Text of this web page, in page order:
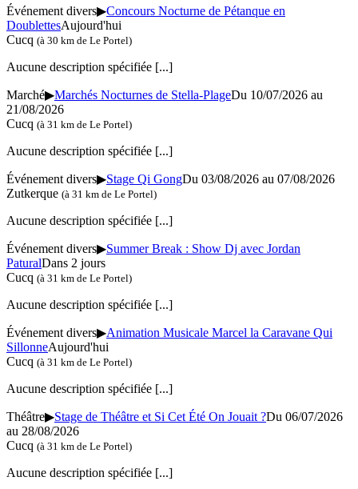
Événement divers▶Concours Nocturne de Pétanque en
DoublettesAujourd'hui
Cucq (à 30 km de Le Portel)
Aucune description spécifiée [...]
Marché▶Marchés Nocturnes de Stella-PlageDu 10/07/2026 au
21/08/2026
Cucq (à 31 km de Le Portel)
Aucune description spécifiée [...]
Événement divers▶Stage Qi GongDu 03/08/2026 au 07/08/2026
Zutkerque (à 31 km de Le Portel)
Aucune description spécifiée [...]
Événement divers▶Summer Break : Show Dj avec Jordan
PaturalDans 2 jours
Cucq (à 31 km de Le Portel)
Aucune description spécifiée [...]
Événement divers▶Animation Musicale Marcel la Caravane Qui
SillonneAujourd'hui
Cucq (à 31 km de Le Portel)
Aucune description spécifiée [...]
Théâtre▶Stage de Théâtre et Si Cet Été On Jouait ?Du 06/07/2026
au 28/08/2026
Cucq (à 31 km de Le Portel)
Aucune description spécifiée [...]